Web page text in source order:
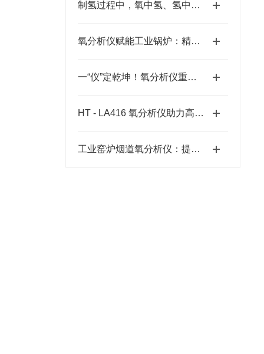
制氢过程中，氧中氢、氢中氧分析仪和露点仪各自扮演什么角色？
氧分析仪赋能工业锅炉：精准监测，提升效率，守护环保
一“仪”定乾坤！氧分析仪重塑钎焊炉生产标准
HT - LA416 氧分析仪助力高温烧结炉迈向精细化生产新征程
工业窑炉烟道氧分析仪：提升效率的利器